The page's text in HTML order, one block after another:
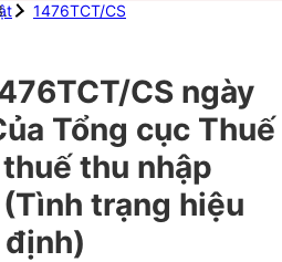
1476TCT/CS
CS ngày
Tổng cục Thuế
thu nhập
trạng hiệu